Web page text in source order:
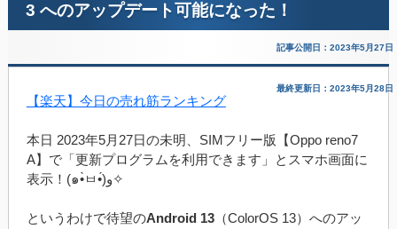
3 へのアップデート可能になった！
記事公開日：2023年5月27日
最終更新日：2023年5月28日
【楽天】今日の売れ筋ランキング
本日 2023年5月27日の未明、SIMフリー版【Oppo reno7
A】で「更新プログラムを利用できます」とスマホ画面に
表示！(๑•̀ㅂ•́)و✧
というわけで待望のAndroid 13（ColorOS 13）へのアッ